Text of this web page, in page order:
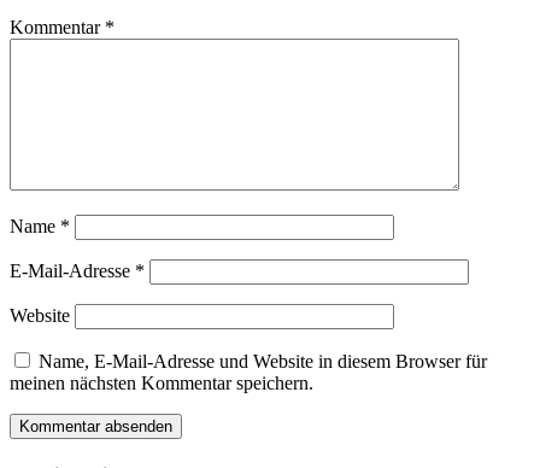
Kommentar *
Name *
E-Mail-Adresse *
Website
Name, E-Mail-Adresse und Website in diesem Browser für
meinen nächsten Kommentar speichern.